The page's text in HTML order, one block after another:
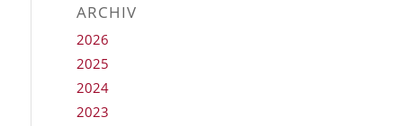
ARCHIV
2026
2025
2024
2023